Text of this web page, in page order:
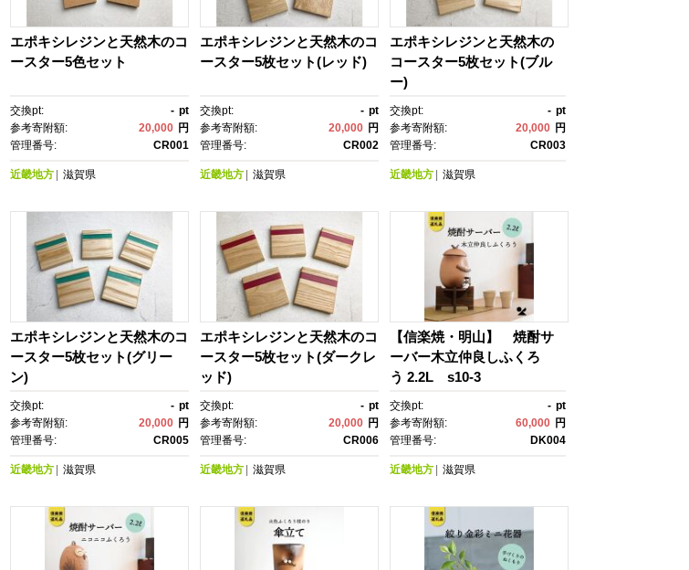
エポキシレジンと天然木のコ
ースター5色セット
交換pt: - pt
参考寄附額:
20,000 円
管理番号:
CR001
近畿地方 滋賀県
エポキシレジンと天然木のコ
ースター5枚セット(レッド)
交換pt: - pt
参考寄附額:
20,000 円
管理番号:
CR002
近畿地方 滋賀県
エポキシレジンと天然木の
コースター5枚セット(ブル
ー)
交換pt: - pt
参考寄附額:
20,000 円
管理番号:
CR003
近畿地方 滋賀県
エポキシレジンと天然木のコ
ースター5枚セット(グリー
ン)
交換pt: - pt
参考寄附額:
20,000 円
管理番号:
CR005
近畿地方 滋賀県
エポキシレジンと天然木のコ
ースター5枚セット(ダークレ
ッド)
交換pt: - pt
参考寄附額:
20,000 円
管理番号:
CR006
近畿地方 滋賀県
【信楽焼・明山】 焼酎サ
ーバー木立仲良しふくろ
う 2.2L s10-3
交換pt: - pt
参考寄附額:
60,000 円
管理番号:
DK004
近畿地方 滋賀県